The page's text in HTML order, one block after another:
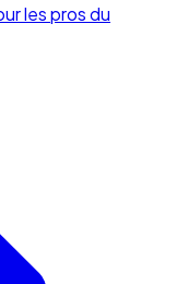
les pros du